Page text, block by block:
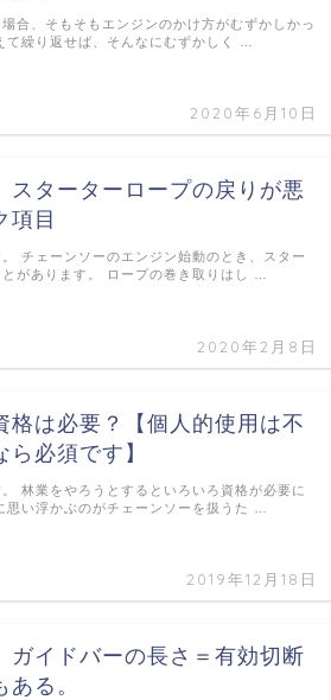
2020年6月10日
合、そもそもエンジンのかけ方がむずかしかっ
て繰り返せば、そんなにむずかしく …
スターターロープの戻りが悪
項目
2020年2月8日
チェーンソーのエンジン始動のとき、スター
があります。 ロープの巻き取りはし …
格は必要？【個人的使用は不
必須です】
2019年12月18日
林業をやろうとするといろいろ資格が必要に
思い浮かぶのがチェーンソーを扱うた …
ガイドバーの長さ＝有効切断
る。